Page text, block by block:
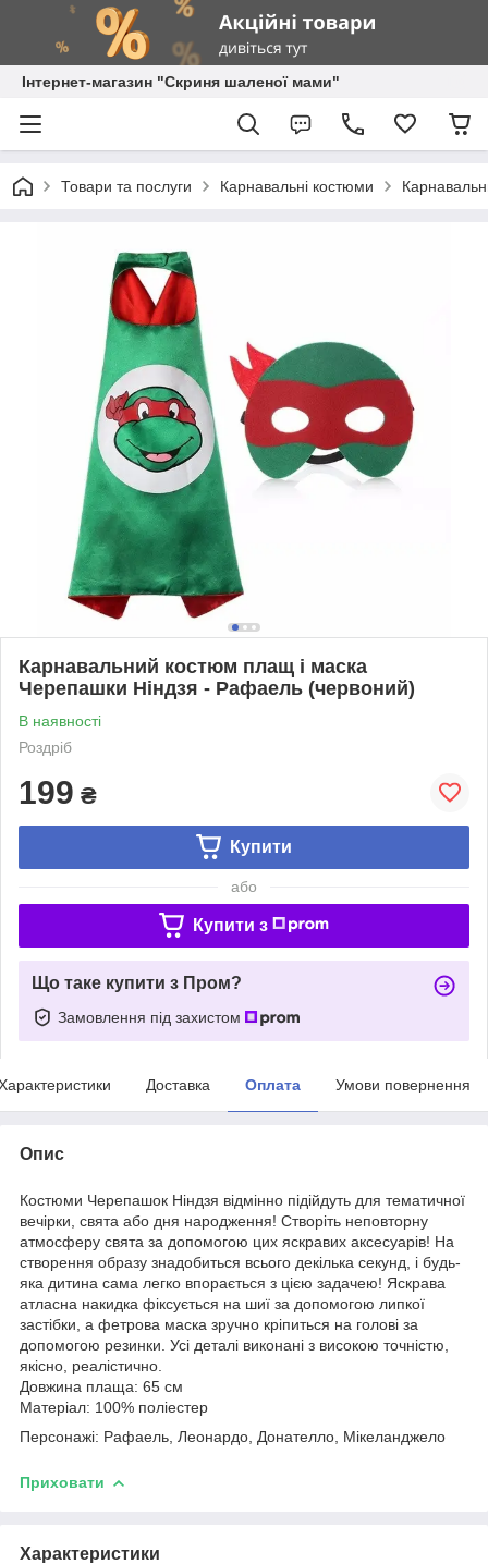
Інтернет-магазин "Скриня шаленої мами"
Товари та послуги Карнавальні костюми
Карнавальний костюм плащ і маска
Черепашки Ніндзя - Рафаель (червоний)
В наявності
Роздріб
199 ₴
Купити
або
Купити з
Що таке купити з Пром?
Замовлення під захистом
Доставка Оплата Умови повернення
Опис
Костюми Черепашок Ніндзя відмінно підійдуть для тематичної
вечірки, свята або дня народження! Створіть неповторну
атмосферу свята за допомогою цих яскравих аксесуарів! На
створення образу знадобиться всього декілька секунд, і будь-
яка дитина сама легко впорається з цією задачею! Яскрава
атласна накидка фіксується на шиї за допомогою липкої
застібки, а фетрова маска зручно кріпиться на голові за
допомогою резинки. Усі деталі виконані з високою точністю,
якісно, реалістично.
Довжина плаща: 65 см
Матеріал: 100% поліестер
Персонажі: Рафаель, Леонардо, Донателло, Мікеланджело
Приховати
Характеристики